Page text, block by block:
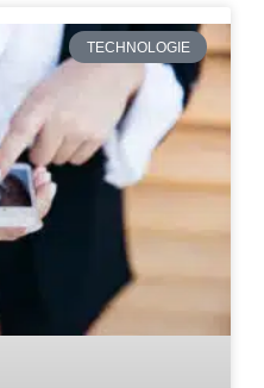
TECHNOLOGIE